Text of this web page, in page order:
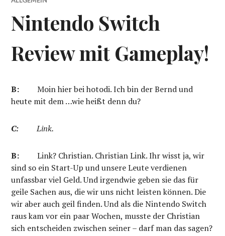
Nintendo Switch
Review mit Gameplay!
B:
Moin hier bei hotodi. Ich bin der Bernd und
heute mit dem …wie heißt denn du?
C: Link.
B:
Link? Christian. Christian Link. Ihr wisst ja, wir
sind so ein Start-Up und unsere Leute verdienen
unfassbar viel Geld. Und irgendwie geben sie das für
geile Sachen aus, die wir uns nicht leisten können. Die
wir aber auch geil finden. Und als die Nintendo Switch
raus kam vor ein paar Wochen, musste der Christian
sich entscheiden zwischen seiner – darf man das sagen?